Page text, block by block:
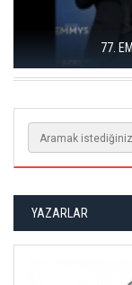
DÜZCE
YAZARLAR